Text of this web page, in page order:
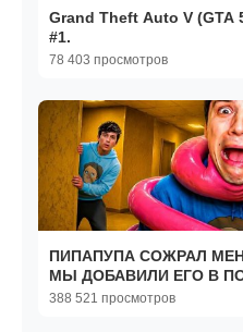
Grand Theft Auto V
#1.
78 403 просмотров
ПИПАПУПА СОЖРАЛ МЕНЯ
МЫ ДОБАВИЛИ ЕГО В
388 521 просмотров